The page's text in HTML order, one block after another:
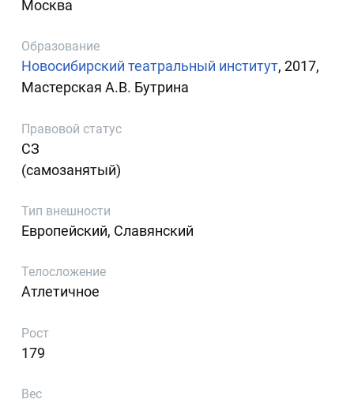
Москва
Образование
Новосибирский театральный институт, 2017,
Мастерская А.В. Бутрина
Правовой статус
СЗ
(самозанятый)
Тип внешности
Европейский, Славянский
Телосложение
Атлетичное
Рост
179
Вес